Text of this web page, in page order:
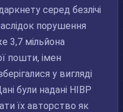
серед безлічі
порушення
3,7 мільйона
пошти, імен
у вигляді
були надані HIBP
їх авторство як